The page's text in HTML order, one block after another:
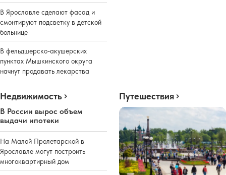
В Ярославле сделают фасад и
смонтируют подсветку в детской
больнице
В фельдшерско-акушерских
пунктах Мышкинского округа
начнут продавать лекарства
Недвижимость
В России вырос объем
выдачи ипотеки
На Малой Пролетарской в
Ярославле могут построить
многоквартирный дом
Путешествия